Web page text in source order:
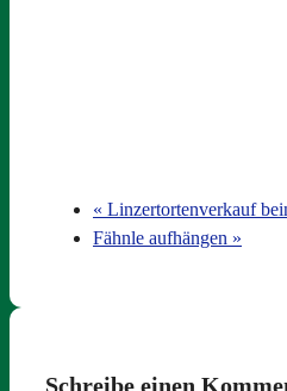
« Linzertortenverkauf
Fähnle aufhängen »
Schreibe einen